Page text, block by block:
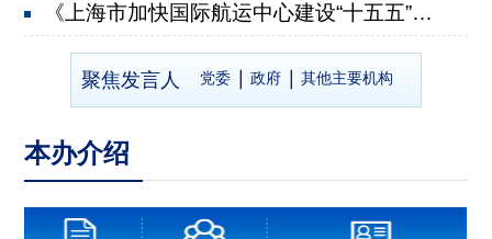
《上海市加快国际航运中心建设“十五五”规划》有关情...
2026年7月22日市政府新闻发布会问答实录
2026年7月8日市政府新闻发布会问答实录
聚焦发言人 党委 政府 其他主要机构
本办介绍